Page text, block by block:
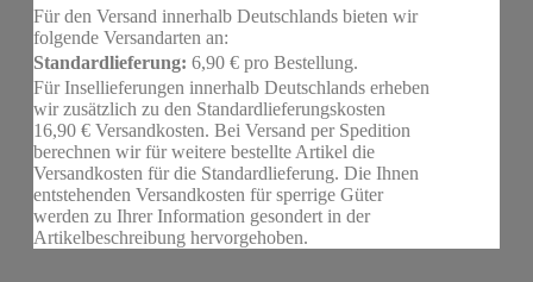
Für den Versand innerhalb Deutschlands bieten wir
folgende Versandarten an:
Standardlieferung: 6,90 € pro Bestellung.
Für Insellieferungen innerhalb Deutschlands erheben
wir zusätzlich zu den Standardlieferungskosten
16,90 € Versandkosten. Bei Versand per Spedition
berechnen wir für weitere bestellte Artikel die
Versandkosten für die Standardlieferung. Die Ihnen
entstehenden Versandkosten für sperrige Güter
werden zu Ihrer Information gesondert in der
Artikelbeschreibung hervorgehoben.